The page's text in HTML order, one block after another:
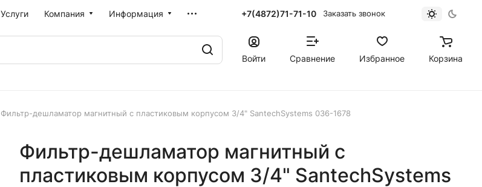
Услуги Компания Информация +7(4872)71-71-10 Заказать звонок
Войти Сравнение Избранное Корзина
Фильтр-дешламатор магнитный с пластиковым корпусом 3/4" SantechSystems 036-1678
Фильтр-дешламатор магнитный с
пластиковым корпусом 3/4" SantechSystems